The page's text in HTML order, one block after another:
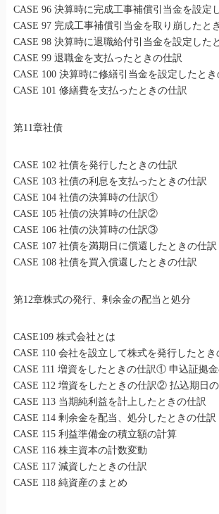
CASE 96 決算時に完成工事補償引当金を設定
CASE 97 完成工事補償引当金を取り崩したと
CASE 98 決算時に退職給付引当金を設定した
CASE 99 退職金を支払ったときの仕訳
CASE 100 決算時に修繕引当金を設定したとき
CASE 101 修繕費を支払ったときの仕訳
第11章社債
CASE 102 社債を発行したときの仕訳
CASE 103 社債の利息を支払ったときの仕訳
CASE 104 社債の決算時の仕訳①
CASE 105 社債の決算時の仕訳②
CASE 106 社債の決算時の仕訳③
CASE 107 社債を満期日に償還したときの仕訳
CASE 108 社債を買入償還したときの仕訳
第12章株式の発行、剰余金の配当と処分
CASE109 株式会社とは
CASE 110 会社を設立して株式を発行したとき
CASE 111 増資をしたときの仕訳① 申込証拠
CASE 112 増資をしたときの仕訳② 払込期日
CASE 113 当期純利益を計上したときの仕訳
CASE 114 剰余金を配当、処分したときの仕訳
CASE 115 利益準備金の積立額の計算
CASE 116 株主資本の計数変動
CASE 117 減資したときの仕訳
CASE 118 純資産のまとめ